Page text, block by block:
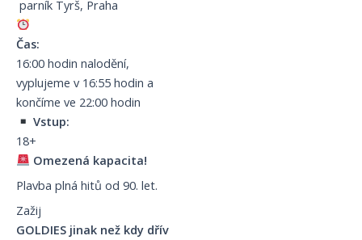
parník Tyrš, Praha
Čas:
16:00 hodin nalodění,
vyplujeme v 16:55 hodin a
končíme ve 22:00 hodin
Vstup:
18+
Omezená kapacita!
Plavba plná hitů od 90. let.
Zažij
GOLDIES jinak než kdy dřív